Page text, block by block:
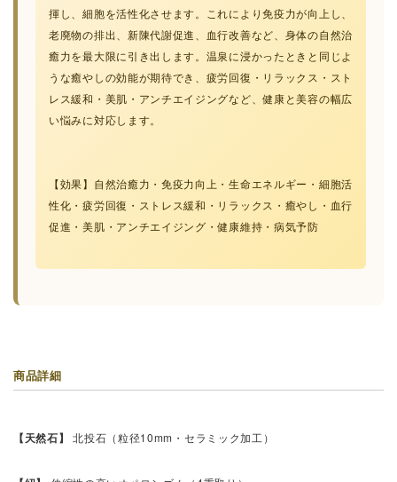
揮し、細胞を活性化させます。これにより免疫力が向上し、
老廃物の排出、新陳代謝促進、血行改善など、身体の自然治
癒力を最大限に引き出します。温泉に浸かったときと同じよ
うな癒やしの効能が期待でき、疲労回復・リラックス・スト
レス緩和・美肌・アンチエイジングなど、健康と美容の幅広
い悩みに対応します。
【効果】自然治癒力・免疫力向上・生命エネルギー・細胞活
性化・疲労回復・ストレス緩和・リラックス・癒やし・血行
促進・美肌・アンチエイジング・健康維持・病気予防
商品詳細
【天然石】 北投石（粒径10mm・セラミック加工）